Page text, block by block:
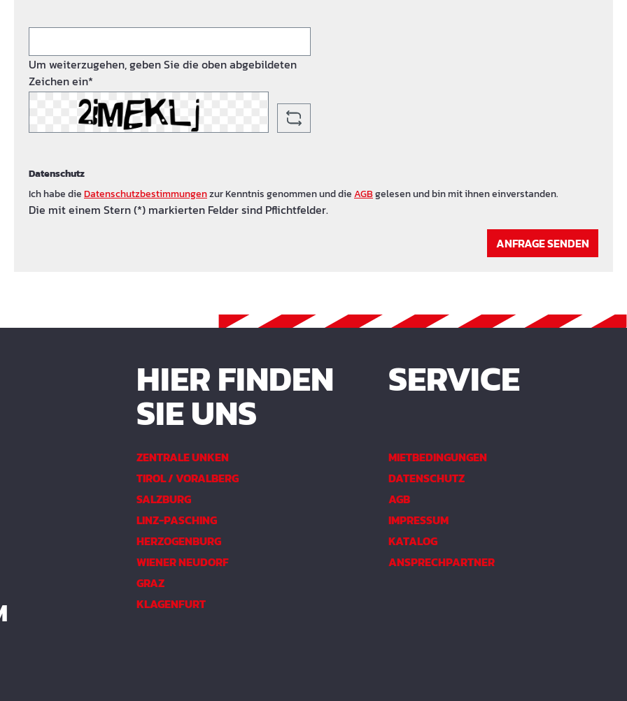
Um weiterzugehen, geben Sie die oben abgebildeten
Zeichen ein*
Datenschutz
Ich habe dieDatenschutzbestimmungenzur Kenntnis genommen und dieAGBgelesen und bin mit ihnen einverstanden.
Die mit einem Stern (*) markierten Felder sind Pflichtfelder.
ANFRAGE SENDEN
HIER FINDEN
SIE UNS
ZENTRALE UNKEN
TIROL / VORALBERG
SALZBURG
LINZ-PASCHING
HERZOGENBURG
WIENER NEUDORF
GRAZ
KLAGENFURT
SERVICE
MIETBEDINGUNGEN
DATENSCHUTZ
AGB
IMPRESSUM
KATALOG
ANSPRECHPARTNER